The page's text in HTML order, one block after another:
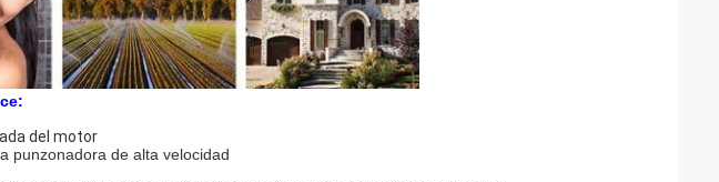
del motor
punzonadora de alta velocidad